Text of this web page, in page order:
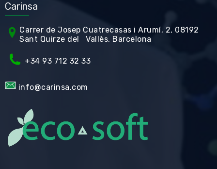
Carinsa
Carrer de Josep Cuatrecasas i Arumí, 2, 08192
Sant Quirze del Vallès, Barcelona
+34 93 712 32 33
info@carinsa.com